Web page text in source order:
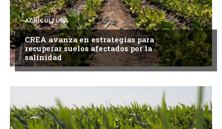
AGRICULTURA
CREA avanza en estrategias para
recuperar suelos afectados por la
salinidad